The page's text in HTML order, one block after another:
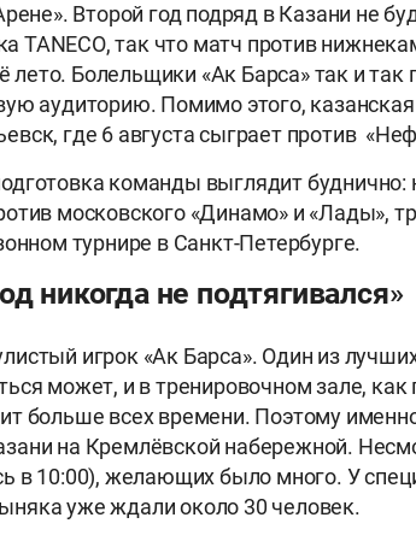
Второй год подряд в Казани не
ТАNЕСО, так что матч против
Болельщики «Ак Барса» так и так
аудиторию. Помимо этого,
где 6 августа сыграет против
команды выглядит буднично:
московского «Динамо» и «Лады»,
турнире в Санкт-Петербурге.
никогда не подтягивался»
игрок «Ак Барса». Один из
может, и в тренировочном зале, как
больше всех времени. Поэтому
на Кремлёвской набережной.
в 10:00), желающих было много. У
уже ждали около 30 человек.